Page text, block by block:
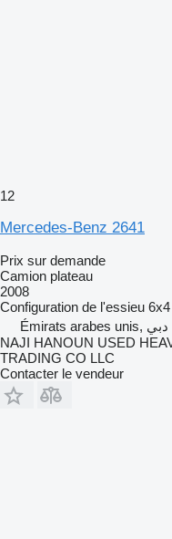
12
Mercedes-Benz 2641
Prix sur demande
Camion plateau
2008
Configuration de l'essieu 6x4
Émirats arabes unis, دبي
NAJI HANOUN USED
TRADING CO LLC
Contacter le vendeur